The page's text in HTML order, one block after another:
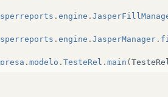
. engine .
. engine . JasperManager .
. modelo . TesteRel . main (